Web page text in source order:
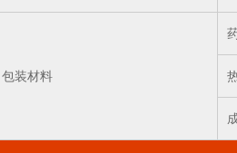
包装材料